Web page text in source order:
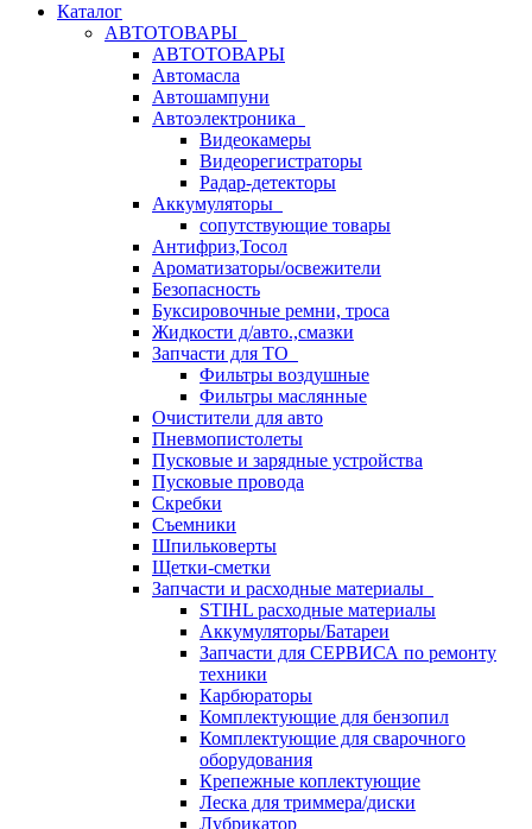
Каталог
АВТОТОВАРЫ
АВТОТОВАРЫ
Автомасла
Автошампуни
Автоэлектроника
Видеокамеры
Видеорегистраторы
Радар-детекторы
Аккумуляторы
сопутствующие товары
Антифриз,Тосол
Ароматизаторы/освежители
Безопасность
Буксировочные ремни, троса
Жидкости д/авто.,смазки
Запчасти для ТО
Фильтры воздушные
Фильтры маслянные
Очистители для авто
Пневмопистолеты
Пусковые и зарядные устройства
Пусковые провода
Скребки
Съемники
Шпильковерты
Щетки-сметки
Запчасти и расходные материалы
STIHL расходные материалы
Аккумуляторы/Батареи
Запчасти для СЕРВИСА по ремонту
техники
Карбюраторы
Комплектующие для бензопил
Комплектующие для сварочного
оборудования
Крепежные коплектующие
Леска для триммера/диски
Лубрикатор